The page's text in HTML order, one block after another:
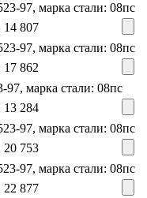
97, марка стали: 08пс
14 807
97, марка стали: 08пс
17 862
марка стали: 08пс
13 284
97, марка стали: 08пс
20 753
97, марка стали: 08пс
22 877